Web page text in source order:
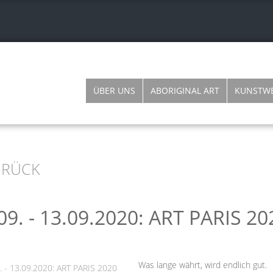
ÜBER UNS ABORIGINAL ART
- 13.09.2020: ART PARIS
Was lange währt, wird endlich gut.